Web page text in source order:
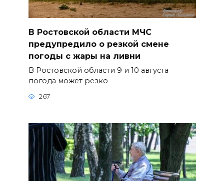
В Ростовской области МЧС
предупредило о резкой смене
погоды с жары на ливни
В Ростовской области 9 и 10 августа
погода может резко
267